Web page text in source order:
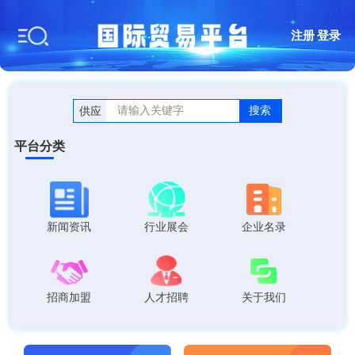
注册 |登录
供应 搜索
平台分类
新闻资讯 行业展会 企业名录
招商加盟 人才招聘 关于我们